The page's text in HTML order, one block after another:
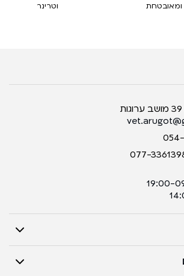
ומאובטחת וטרינר
077-